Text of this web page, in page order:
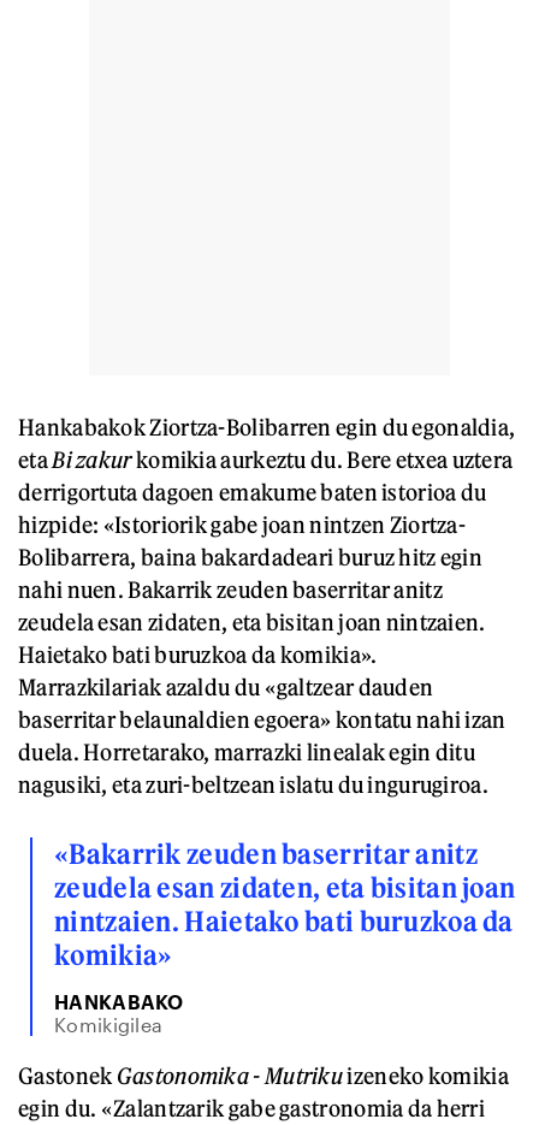
Hankabakok Ziortza-Bolibarren egin du egonaldia,
etaBi zakurkomikia aurkeztu du. Bere etxea uztera
derrigortuta dagoen emakume baten istorioa du
hizpide: «Istoriorik gabe joan nintzen Ziortza-
Bolibarrera, baina bakardadeari buruz hitz egin
nahi nuen. Bakarrik zeuden baserritar anitz
zeudela esan zidaten, eta bisitan joan nintzaien.
Haietako bati buruzkoa da komikia».
Marrazkilariak azaldu du «galtzear dauden
baserritar belaunaldien egoera» kontatu nahi izan
duela. Horretarako, marrazki linealak egin ditu
nagusiki, eta zuri-beltzean islatu du ingurugiroa.
«Bakarrik zeuden baserritar anitz
zeudela esan zidaten, eta bisitan joan
nintzaien. Haietako bati buruzkoa da
komikia»
HANKABAKO
Komikigilea
Gastonek Gastonomika - Mutrikuizeneko komikia
egin du. «Zalantzarik gabe gastronomia da herri